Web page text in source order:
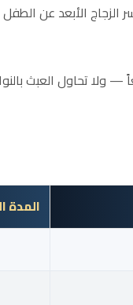
الأبعد عن الطفل
تحاول العبث
المدة